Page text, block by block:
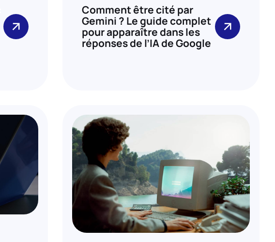
Comment être cité par
Gemini ? Le guide complet
pour apparaître dans les
réponses de l’IA de Google